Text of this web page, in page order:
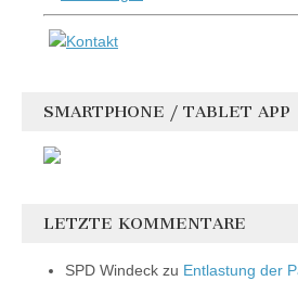
SMARTPHONE / TABLET APP
LETZTE KOMMENTARE
SPD Windeck zu Entlastung der